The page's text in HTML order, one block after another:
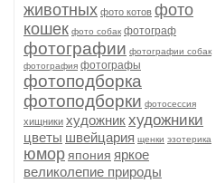
животных фото котов фото
кошек фото собак фотограф
фотографии фотографии собак
фотография фотографы
фотоподборка
фотоподборки фотосессия
хищники художникхудожники
цветы швейцария щенки эзотерика
юмор япония яркое
великолепие природы